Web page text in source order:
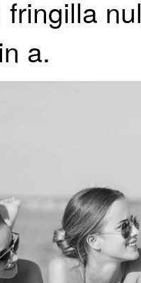
fringilla
a.